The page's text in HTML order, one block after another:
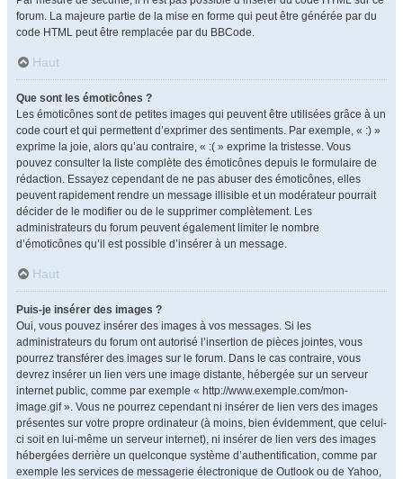
forum. La majeure partie de la mise en forme qui peut être générée par du
code HTML peut être remplacée par du BBCode.
Haut
Que sont les émoticônes ?
Les émoticônes sont de petites images qui peuvent être utilisées grâce à un
code court et qui permettent d’exprimer des sentiments. Par exemple, « :) »
exprime la joie, alors qu’au contraire, « :( » exprime la tristesse. Vous
pouvez consulter la liste complète des émoticônes depuis le formulaire de
rédaction. Essayez cependant de ne pas abuser des émoticônes, elles
peuvent rapidement rendre un message illisible et un modérateur pourrait
décider de le modifier ou de le supprimer complètement. Les
administrateurs du forum peuvent également limiter le nombre
d’émoticônes qu’il est possible d’insérer à un message.
Haut
Puis-je insérer des images ?
Oui, vous pouvez insérer des images à vos messages. Si les
administrateurs du forum ont autorisé l’insertion de pièces jointes, vous
pourrez transférer des images sur le forum. Dans le cas contraire, vous
devrez insérer un lien vers une image distante, hébergée sur un serveur
internet public, comme par exemple « http://www.exemple.com/mon-
image.gif ». Vous ne pourrez cependant ni insérer de lien vers des images
présentes sur votre propre ordinateur (à moins, bien évidemment, que celui-
ci soit en lui-même un serveur internet), ni insérer de lien vers des images
hébergées derrière un quelconque système d’authentification, comme par
exemple les services de messagerie électronique de Outlook ou de Yahoo,